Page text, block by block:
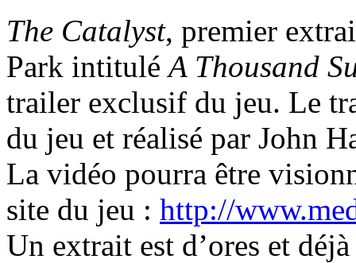
The Catalyst, premier
Park intituléA Thousand
trailer exclusif du jeu. Le
du jeu et réalisé par John
La vidéo pourra être
site du jeu : http://
Un extrait est d’ores et